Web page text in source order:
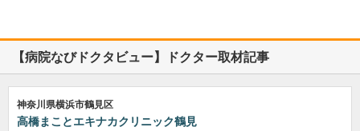
【病院なびドクタビュー】ドクター取材記事
神奈川県横浜市鶴見区
高橋まことエキナカクリニック鶴見